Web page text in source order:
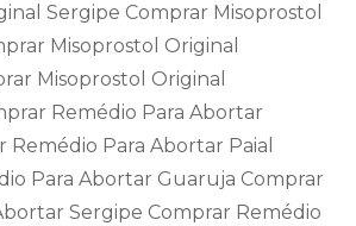
Sergipe Comprar Misoprostol
Misoprostol Original
Misoprostol Original
Remédio Para Abortar
Remédio Para Abortar Paial
Para Abortar Guaruja Comprar
Sergipe Comprar Remédio